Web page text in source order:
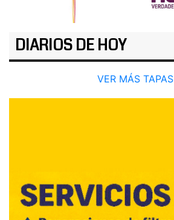
DIARIOS DE HOY
VER MÁS TAPAS